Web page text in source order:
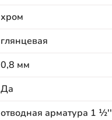
хром
глянцевая
0,8 мм
Да
отводная арматура 1 ½''